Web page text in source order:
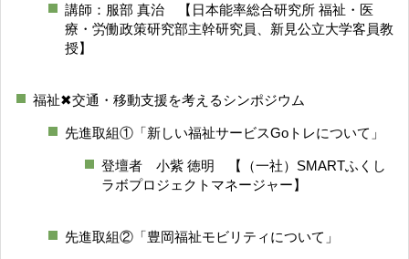
講師：服部 真治 【日本能率総合研究所 福祉・医
療・労働政策研究部主幹研究員、新見公立大学客員教
授】
福祉✖交通・移動支援を考えるシンポジウム
先進取組①「新しい福祉サービスGoトレについて」
登壇者 小紫 徳明 【（一社）SMARTふくし
ラボプロジェクトマネージャー】
先進取組②「豊岡福祉モビリティについて」